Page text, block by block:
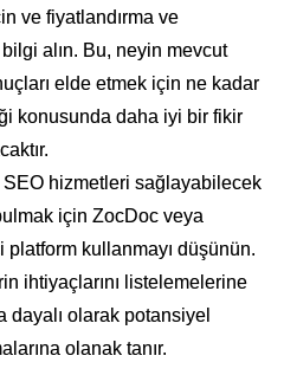
ve fiyatlandırma ve
alın. Bu, neyin mevcut
elde etmek için ne kadar
konusunda daha iyi bir fikir
SEO hizmetleri sağlayabilecek
için ZocDoc veya
kullanmayı düşünün.
ihtiyaçlarını listelemelerine
dayalı olarak potansiyel
olanak tanır.